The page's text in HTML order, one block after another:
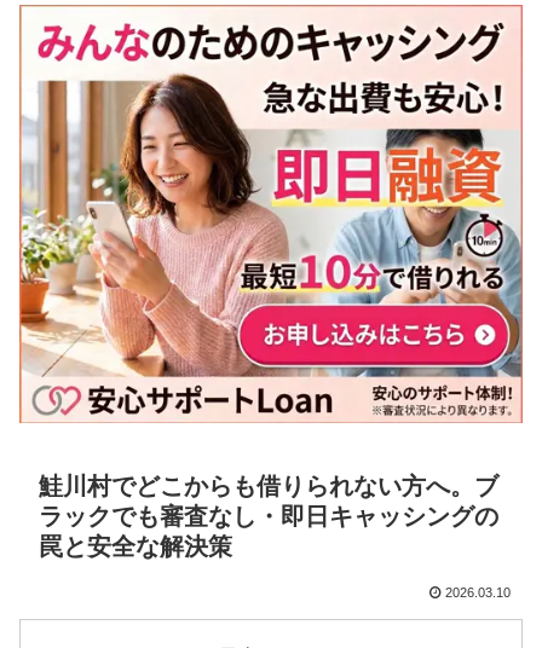
鮭川村でどこからも借りられない方へ。ブ
ラックでも審査なし・即日キャッシングの
罠と安全な解決策
2026.03.10